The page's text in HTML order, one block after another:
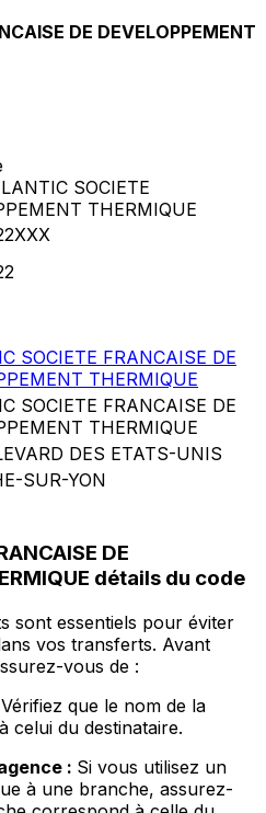
DE DEVELOPPEMENT
SOCIETE
THERMIQUE
SOCIETE FRANCAISE DE
THERMIQUE
SOCIETE FRANCAISE DE
THERMIQUE
DES ETATS-UNIS
SUR-YON
DE
détails du code
sont essentiels pour éviter
vos transferts. Avant
vous de :
Vérifiez que le nom de la
celui du destinataire.
: Si vous utilisez un
à une branche, assurez-